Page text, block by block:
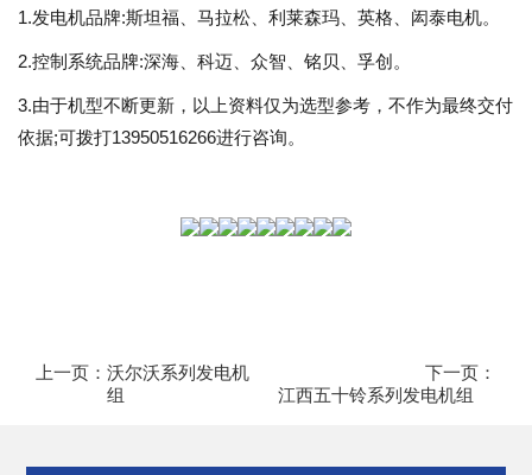
1.发电机品牌:斯坦福、马拉松、利莱森玛、英格、闳泰电机。
2.控制系统品牌:深海、科迈、众智、铭贝、孚创。
3.由于机型不断更新，以上资料仅为选型参考，不作为最终交付
依据;可拨打13950516266进行咨询。
上一页： 沃尔沃系列发电机
组
下一页：
江西五十铃系列发电机组